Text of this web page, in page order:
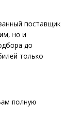
поставщик
но и
до
только
полную